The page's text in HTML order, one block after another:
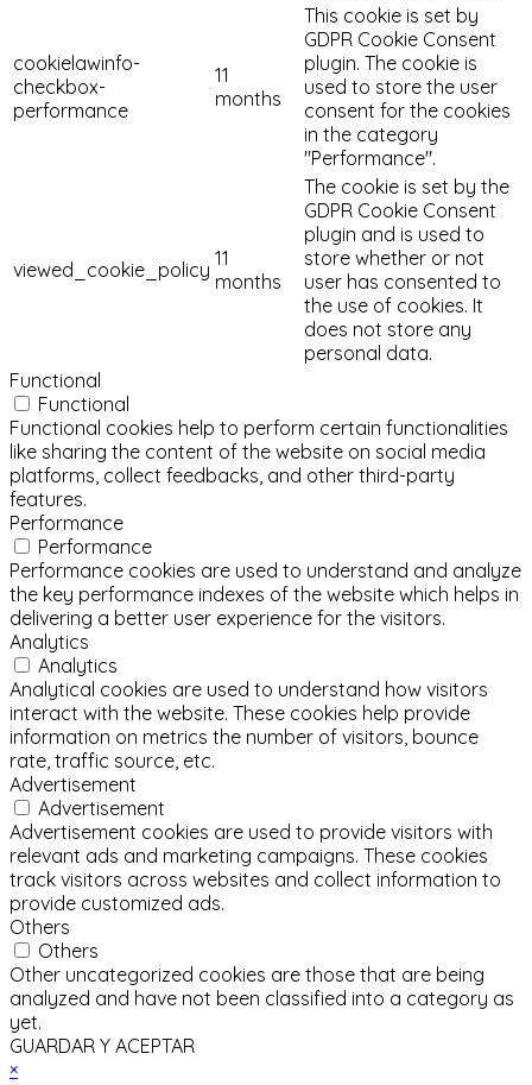
cookielawinfo-
checkbox-
performance
11
months
This cookie is set by
GDPR Cookie Consent
plugin. The cookie is
used to store the user
consent for the cookies
in the category
"Performance".
viewed_cookie_policy 11
months
The cookie is set by the
GDPR Cookie Consent
plugin and is used to
store whether or not
user has consented to
the use of cookies. It
does not store any
personal data.
Functional
Functional
Functional cookies help to perform certain functionalities
like sharing the content of the website on social media
platforms, collect feedbacks, and other third-party
features.
Performance
Performance
Performance cookies are used to understand and analyze
the key performance indexes of the website which helps in
delivering a better user experience for the visitors.
Analytics
Analytics
Analytical cookies are used to understand how visitors
interact with the website. These cookies help provide
information on metrics the number of visitors, bounce
rate, traffic source, etc.
Advertisement
Advertisement
Advertisement cookies are used to provide visitors with
relevant ads and marketing campaigns. These cookies
track visitors across websites and collect information to
provide customized ads.
Others
Others
Other uncategorized cookies are those that are being
analyzed and have not been classified into a category as
yet.
GUARDAR Y ACEPTAR
×